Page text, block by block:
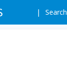
Search